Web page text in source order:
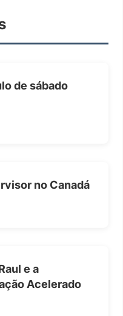
de sábado
no Canadá
e a
Acelerado